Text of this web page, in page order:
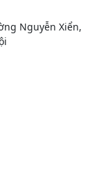
Nguyễn Xiển,